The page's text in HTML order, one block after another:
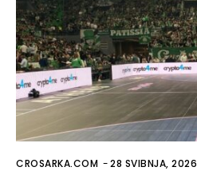
CROSARKA.COM -28 SVIBNJA, 2026